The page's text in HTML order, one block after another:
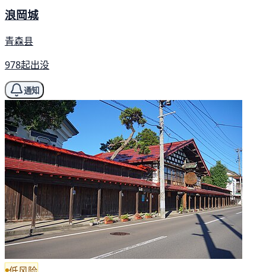
浪岡城
青森县
978起出没
通知